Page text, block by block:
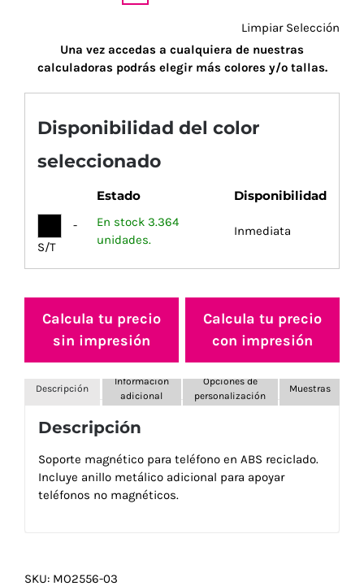
Limpiar Selección
Una vez accedas a cualquiera de nuestras
calculadoras podrás elegir más colores y/o tallas.
Disponibilidad del color
seleccionado
Estado Disponibilidad
-
S/T
En stock 3.364
unidades.
Inmediata
Calcula tu precio
sin impresión
Calcula tu precio
con impresión
Descripción
Información
adicional
Opciones de
personalización
Muestras
Descripción
Soporte magnético para teléfono en ABS reciclado.
Incluye anillo metálico adicional para apoyar
teléfonos no magnéticos.
SKU: MO2556-03